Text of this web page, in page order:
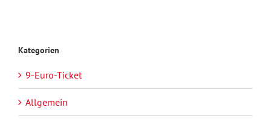
Kategorien
9-Euro-Ticket
Allgemein